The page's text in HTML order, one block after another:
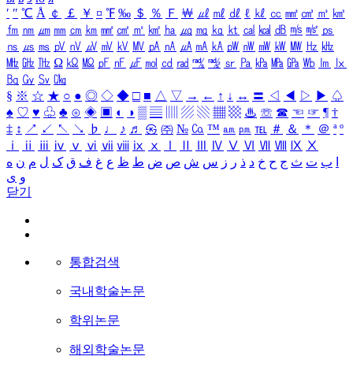
′ ″ ℃ Å ￠ ￡ ￥ ¤ ℉ ‰ ＄ ％ Ｆ ￦ ㎕ ㎖ ㎗ ℓ ㎘ ㏄ ㎣ ㎤ ㎥ ㎦
㎙ ㎚ ㎛ ㎜ ㎝ ㎞ ㎟ ㎠ ㎡ ㎢ ㏊ ㎍ ㎎ ㎏ ㏏ ㎈ ㎉ ㏈ ㎧ ㎨ ㎰
㎱ ㎲ ㎳ ㎴ ㎵ ㎶ ㎷ ㎸ ㎹ ㎀ ㎁ ㎂ ㎃ ㎄ ㎺ ㎻ ㎽ ㎾ ㎿ ㎐ ㎑
㎒ ㎓ ㎔ Ω ㏀ ㏁ ㎊ ㎋ ㎌ ㏖ ㏅ ㎭ ㎮ ㎯ ㏛ ㎩ ㎪ ㎫ ㎬ ㏝ ㏐
㏓
㏃ ㏉ ㏜ ㏆
§ ※ ☆ ★ ○ ● ◎ ◇ ◆ □ ■ △ ▽ → ← ↑ ↓ ↔ 〓 ◁ ◀ ▷ ▶ ♤
♠ ♡ ♥ ♧ ♣ ⊙ ◈ ▣ ◐ ◑ ▒ ▤ ▨ ▧ ▦ ▩ ♨ ☏ ☎ ☜ ☞ ¶ †
‡ ↕ ↗ ↙ ↖ ↘ ♭ ♩ ♪ ♬ ㉿ ㈜ № ㏇ ™ ㏂ ㏘ ℡ ＃ ＆ ＊ ＠ ª º
ⅰ
ⅱ ⅲ ⅳ ⅴ ⅵ ⅶ ⅷ ⅸ ⅹ Ⅳ Ⅴ Ⅵ Ⅶ Ⅷ Ⅸ Ⅹ
ب ت ث ج ح خ د ذ ر ز س ش ص ض ط ظ ع غ ف ق ک ل م ن ه
و ی
닫기
통합검색
국내학술논문
학위논문
해외학술논문